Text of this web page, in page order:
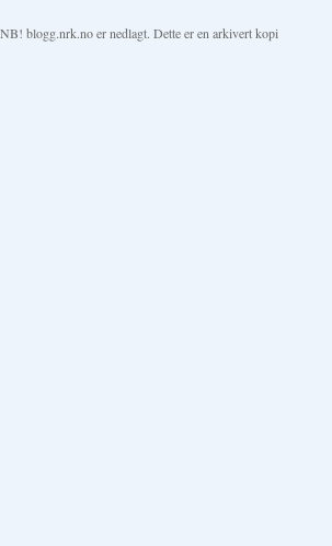
NB! blogg.nrk.no er nedlagt. Dette er en arkivert kopi